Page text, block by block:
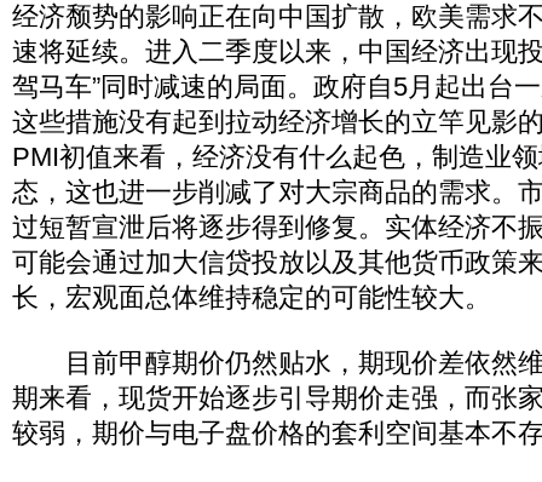
经济颓势的影响正在向中国扩散，欧美需求
速将延续。进入二季度以来，中国经济出现
驾马车”同时减速的局面。政府自5月起出台
这些措施没有起到拉动经济增长的立竿见影
PMI初值来看，经济没有什么起色，制造业
态，这也进一步削减了对大宗商品的需求。
过短暂宣泄后将逐步得到修复。实体经济不
可能会通过加大信贷投放以及其他货币政策
长，宏观面总体维持稳定的可能性较大。
目前甲醇期价仍然贴水，期现价差依然
期来看，现货开始逐步引导期价走强，而张
较弱，期价与电子盘价格的套利空间基本不